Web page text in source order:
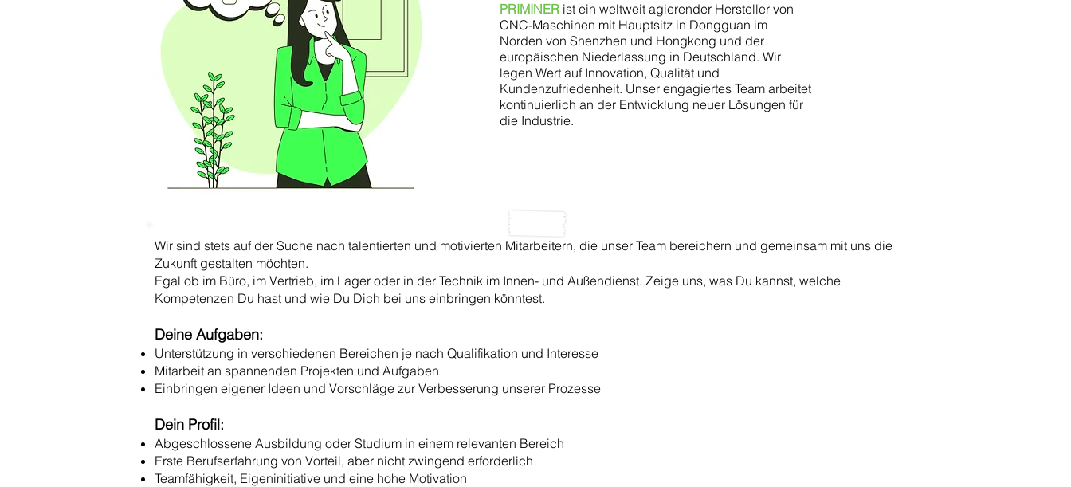
PRIMINER ist ein weltweit agierender Hersteller von
CNC-Maschinen mit Hauptsitz in Dongguan im
Norden von Shenzhen und Hongkong und der
europäischen Niederlassung in Deutschland. Wir
legen Wert auf Innovation, Qualität und
Kundenzufriedenheit. Unser engagiertes Team arbeitet
kontinuierlich an der Entwicklung neuer Lösungen für
die Industrie.​
Wir sind stets auf der Suche nach talentierten und motivierten Mitarbeitern, die unser Team bereichern und gemeinsam mit uns die
Zukunft gestalten möchten.
Egal ob im Büro, im Vertrieb, im Lager oder in der Technik im Innen- und Außendienst. Zeige uns, was Du kannst, welche
Kompetenzen Du hast und wie Du Dich bei uns einbringen könntest.
Deine Aufgaben:
Unterstützung in verschiedenen Bereichen je nach Qualifikation und Interesse
Mitarbeit an spannenden Projekten und Aufgaben
Einbringen eigener Ideen und Vorschläge zur Verbesserung unserer Prozesse
Dein Profil:
Abgeschlossene Ausbildung oder Studium in einem relevanten Bereich
Erste Berufserfahrung von Vorteil, aber nicht zwingend erforderlich
Teamfähigkeit, Eigeninitiative und eine hohe Motivation